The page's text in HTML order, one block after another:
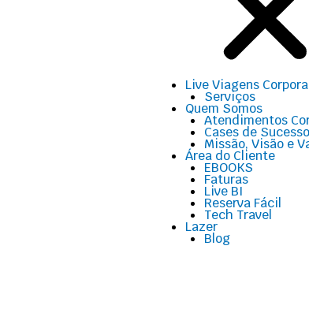
Live Viagens
Serviços
Quem Somos
Atendimentos
Cases de Sucesso
Missão, Visão e
Área do Cliente
EBOOKS
Faturas
Live BI
Reserva Fácil
Tech Travel
Lazer
Blog